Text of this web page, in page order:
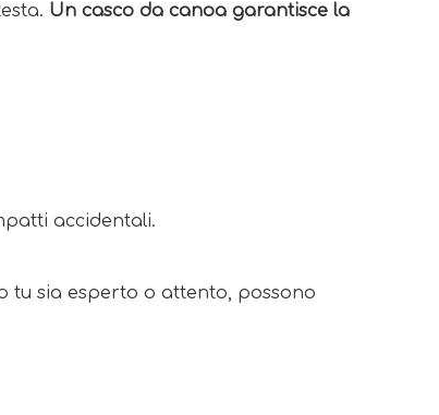
Un casco da canoa garantisce la
accidentali.
tu sia esperto o attento, possono